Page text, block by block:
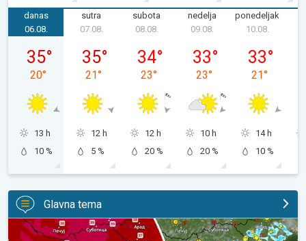
danas
četvrtak, 06. 08.
06.08.
35°
20°
13 h
10 %
sutra
07.08.
35°
21°
12 h
5 %
subota
08.08.
34°
23°
12 h
20 %
nedelja
09.08.
33°
23°
10 h
20 %
ponedeljak
10.08.
33°
21°
14 h
10 %
Glavna tema
Vruće, ali i malo nestabilnije. Neznatno svežije u subotu. . .